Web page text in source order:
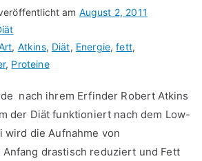
am August 2, 2011
, Atkins, Diät, Energie,fett,
, Proteine
nach ihrem Erfinder Robert Atkins
der Diät funktioniert nach dem Low-
wird die Aufnahme von
Anfang drastisch reduziert und Fett